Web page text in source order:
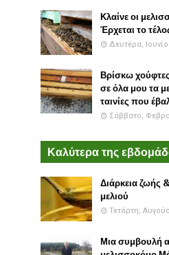
Κλαίνε οι
Έρχεται το
Δευτέρα,
Βρίσκω
σε όλα μου τα
ταινίες που
Σάββατο,
Καλύτερα της
Διάρκεια ζωής
μελιού
Τετάρτη,
Μια συμβουλή